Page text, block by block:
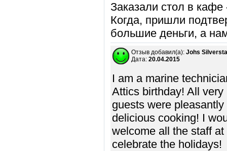
Заказали стол в
Когда, пришли
большие деньги, а
Отзыв добавил(а): Johs
Дата: 20.04.2015
I am a marine
Attics birthday! All
guests were
delicious cooking! I
welcome all the staff
celebrate the holidays!